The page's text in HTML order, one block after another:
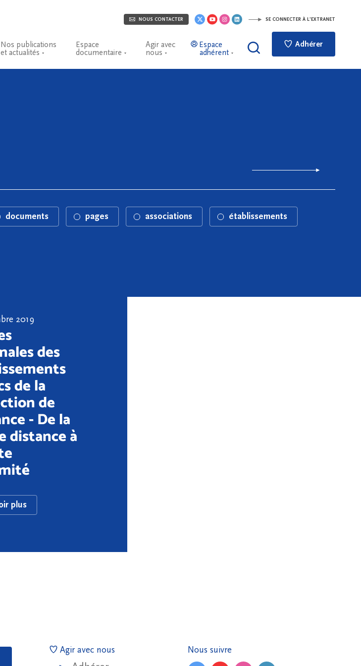
NOUS CONTACTER SE CONNECTER À L'EXTRANET
Nos publications
et actualités
Espace
documentaire
Agir avec
nous
Espace
adhérent
Adhérer
documents pages associations établissements
2019
des
de la
de
- De la
distance à
plus
Agir avec nous Nous suivre